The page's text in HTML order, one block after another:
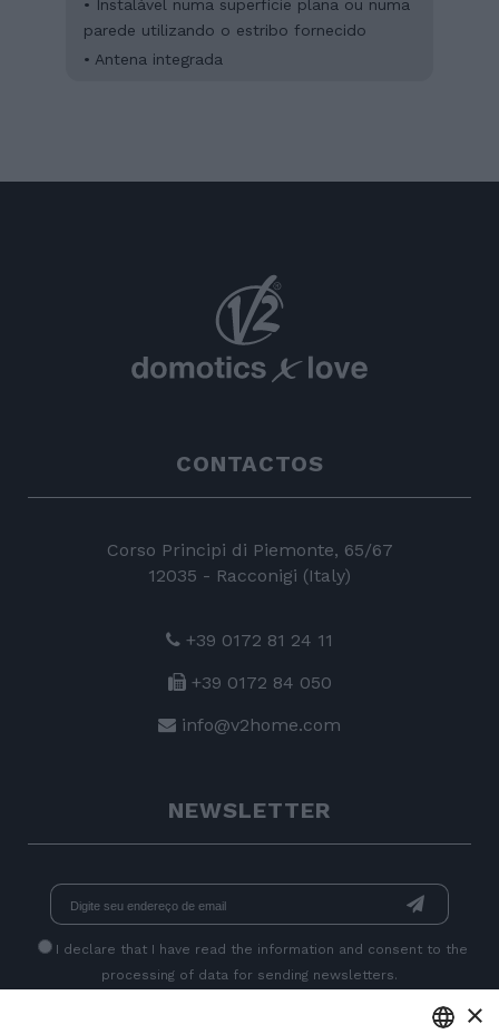
• Instalável numa superfície plana ou numa
parede utilizando o estribo fornecido
• Antena integrada
CONTACTOS
Corso Principi di Piemonte, 65/67
12035 - Racconigi (Italy)
+39 0172 81 24 11
+39 0172 84 050
info@v2home.com
NEWSLETTER
I declare that I have read the information and consent to the
processing of data for sending newsletters.
×